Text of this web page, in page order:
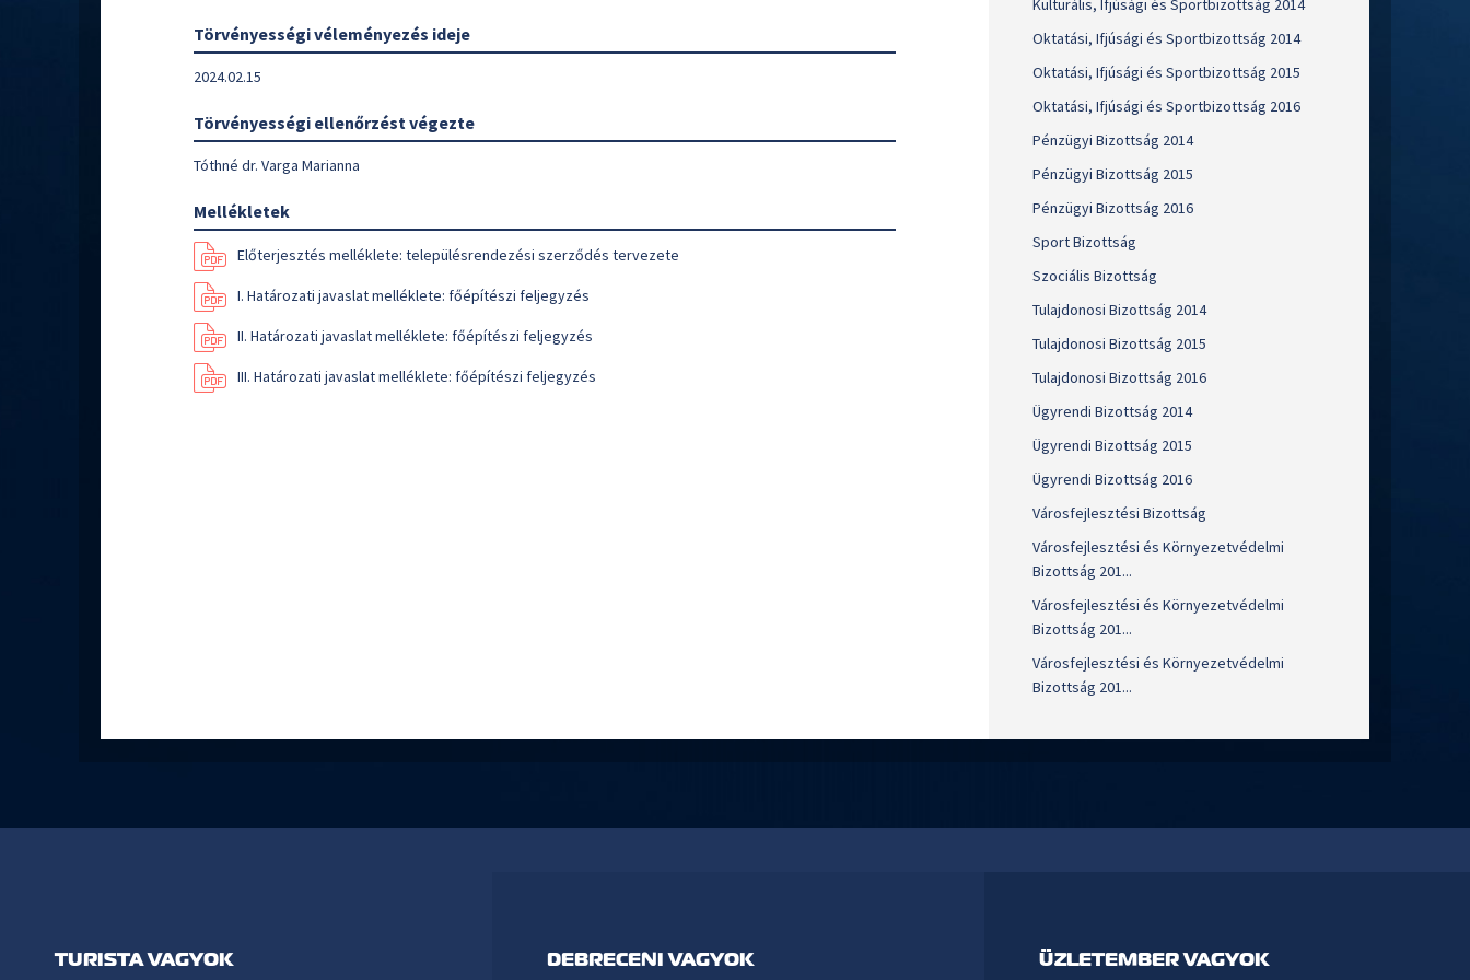
Törvényességi véleményezés ideje
2024.02.15
Törvényességi ellenőrzést végezte
Tóthné dr. Varga Marianna
Mellékletek
Előterjesztés melléklete: településrendezési szerződés tervezete
I. Határozati javaslat melléklete: főépítészi feljegyzés
II. Határozati javaslat melléklete: főépítészi feljegyzés
III. Határozati javaslat melléklete: főépítészi feljegyzés
Kulturális, Ifjúsági és Sportbizottság 2014
Oktatási, Ifjúsági és Sportbizottság 2014
Oktatási, Ifjúsági és Sportbizottság 2015
Oktatási, Ifjúsági és Sportbizottság 2016
Pénzügyi Bizottság 2014
Pénzügyi Bizottság 2015
Pénzügyi Bizottság 2016
Sport Bizottság
Szociális Bizottság
Tulajdonosi Bizottság 2014
Tulajdonosi Bizottság 2015
Tulajdonosi Bizottság 2016
Ügyrendi Bizottság 2014
Ügyrendi Bizottság 2015
Ügyrendi Bizottság 2016
Városfejlesztési Bizottság
Városfejlesztési és Környezetvédelmi
Bizottság 201...
Városfejlesztési és Környezetvédelmi
Bizottság 201...
Városfejlesztési és Környezetvédelmi
Bizottság 201...
TURISTA VAGYOK DEBRECENI VAGYOK ÜZLETEMBER VAGYOK